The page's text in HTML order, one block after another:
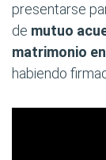
presentarse
de mutuo
matrimonio
habiendo